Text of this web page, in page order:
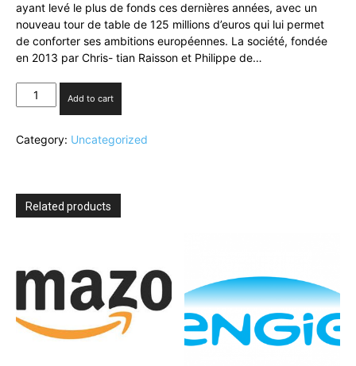
ayant levé le plus de fonds ces dernières années, avec un
nouveau tour de table de 125 millions d’euros qui lui permet
de conforter ses ambitions européennes. La société, fondée
en 2013 par Chris- tian Raisson et Philippe de…
site
lève
quantity
Add to cart
Category: Uncategorized
Related products